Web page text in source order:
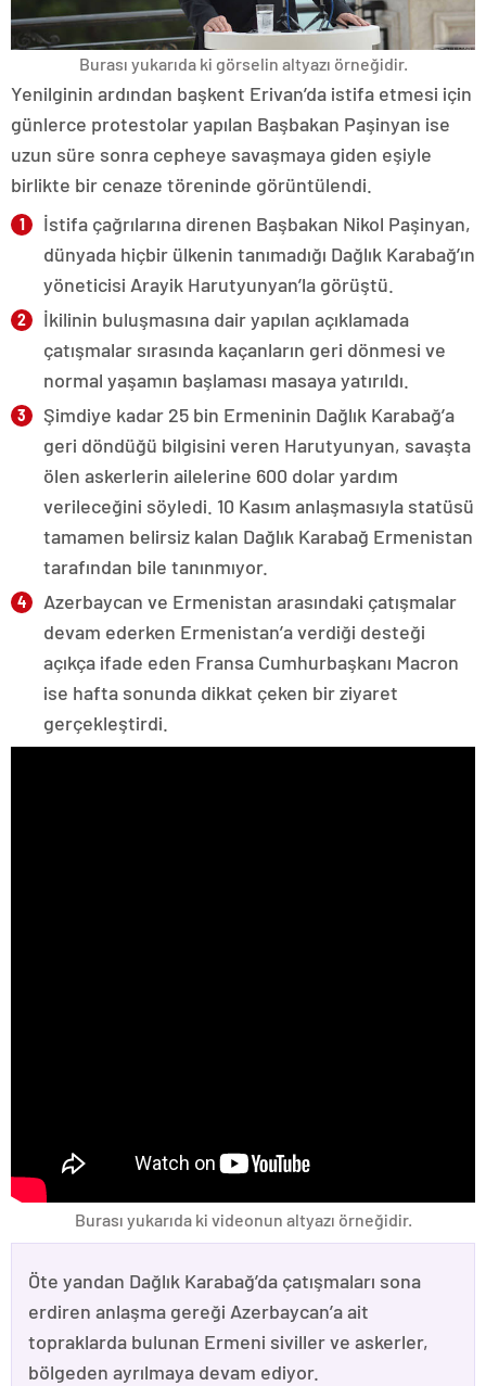
Burası yukarıda ki görselin altyazı örneğidir.
Yenilginin ardından başkent Erivan’da istifa etmesi için
günlerce protestolar yapılan Başbakan Paşinyan ise
uzun süre sonra cepheye savaşmaya giden eşiyle
birlikte bir cenaze töreninde görüntülendi.
İstifa çağrılarına direnen Başbakan Nikol Paşinyan,
dünyada hiçbir ülkenin tanımadığı Dağlık Karabağ’ın
yöneticisi Arayik Harutyunyan’la görüştü.
İkilinin buluşmasına dair yapılan açıklamada
çatışmalar sırasında kaçanların geri dönmesi ve
normal yaşamın başlaması masaya yatırıldı.
Şimdiye kadar 25 bin Ermeninin Dağlık Karabağ’a
geri döndüğü bilgisini veren Harutyunyan, savaşta
ölen askerlerin ailelerine 600 dolar yardım
verileceğini söyledi. 10 Kasım anlaşmasıyla statüsü
tamamen belirsiz kalan Dağlık Karabağ Ermenistan
tarafından bile tanınmıyor.
Azerbaycan ve Ermenistan arasındaki çatışmalar
devam ederken Ermenistan’a verdiği desteği
açıkça ifade eden Fransa Cumhurbaşkanı Macron
ise hafta sonunda dikkat çeken bir ziyaret
gerçekleştirdi.
Burası yukarıda ki videonun altyazı örneğidir.
Öte yandan Dağlık Karabağ’da çatışmaları sona
erdiren anlaşma gereği Azerbaycan’a ait
topraklarda bulunan Ermeni siviller ve askerler,
bölgeden ayrılmaya devam ediyor.